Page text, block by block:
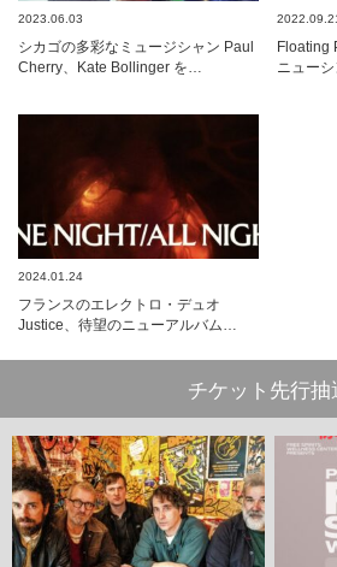
2023.06.03
シカゴの多彩なミュージシャン Paul
Cherry、Kate Bollinger を…
Floating
ニュー
2024.01.24
フランスのエレクトロ・デュオ
Justice、待望のニューアルバム…
チケット先行抽